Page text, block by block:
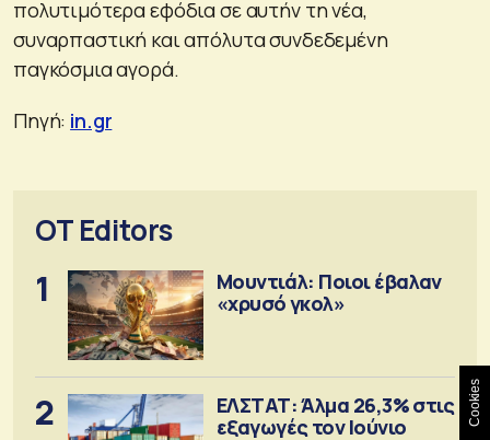
πολυτιμότερα εφόδια σε αυτήν τη νέα,
συναρπαστική και απόλυτα συνδεδεμένη
παγκόσμια αγορά.
Πηγή: in.gr
OT Editors
1
Μουντιάλ: Ποιοι έβαλαν
«χρυσό γκολ»
2
ΕΛΣΤΑΤ: Άλμα 26,3% στις
εξαγωγές τον Ιούνιο
Cookies